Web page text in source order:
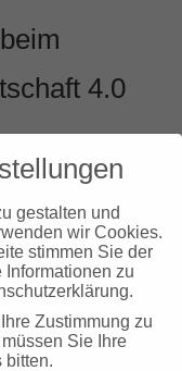
4.0
BW“ in Stuttgart
made in
mit Benedikt
und
gestalten und
wir Cookies.
stimmen Sie der
zu
Zustimmung zu
Sie Ihre
bitten.